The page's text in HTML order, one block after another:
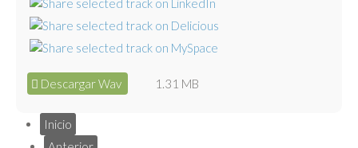
Descargar Wav 1.31 MB
Inicio